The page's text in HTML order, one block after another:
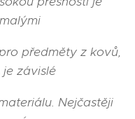
předměty z kovů,
závislé
Nejčastěji